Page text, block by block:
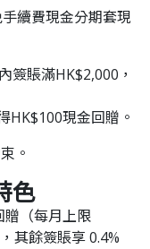
續費現金分期套現
簽賬滿HK$2,000，
HK$100現金回贈。
。
色
贈（每月上限
其餘簽賬享 0.4%